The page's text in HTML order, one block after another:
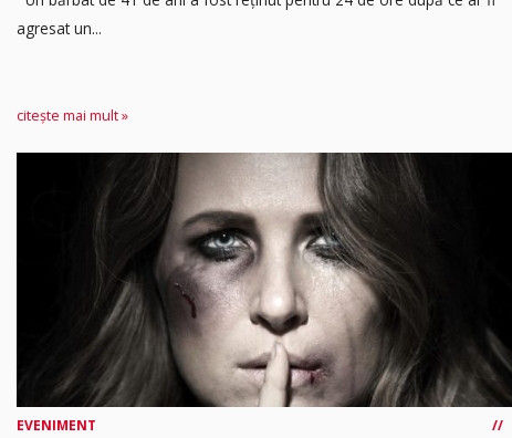
agresat un...
citește mai mult »
EVENIMENT